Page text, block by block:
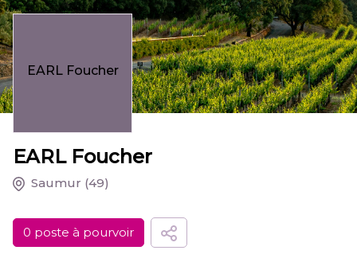
EARL Foucher
EARL Foucher
Saumur (49)
0 poste à pourvoir